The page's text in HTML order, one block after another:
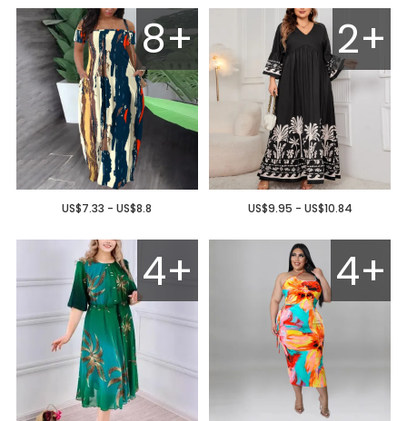
2+
US$9.95 - US$10.84
8+
US$7.33 - US$8.8
4+
4+